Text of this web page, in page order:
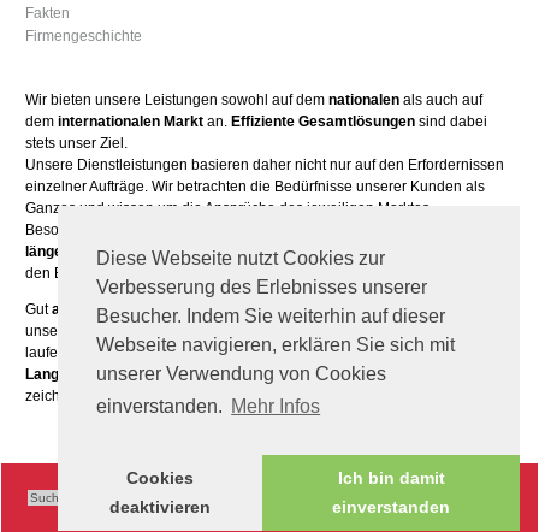
Diese Webseite nutzt Cookies zur
Verbesserung des Erlebnisses unserer
Besucher. Indem Sie weiterhin auf dieser
Webseite navigieren, erklären Sie sich mit
unserer Verwendung von Cookies
einverstanden. Mehr Infos
Cookies
deaktivieren
Ich bin damit
einverstanden
Fakten
Firmengeschichte
Wir bieten unsere Leistungen sowohl auf dem nationalen als auch auf
dem internationalen Markt an. Effiziente Gesamtlösungen sind dabei
stets unser Ziel.
Unsere Dienstleistungen basieren daher nicht nur auf den Erfordernissen
einzelner Aufträge. Wir betrachten die Bedürfnisse unserer Kunden als
Ganzes und wissen um die Ansprüche des jeweiligen Marktes.
Besonderen Wert legen wir außerdem auf
längerfristige Geschäftsbeziehungen. Unsere Kunden sind vor allem in
den Bereichen Handel, Gewerbe und Industrie angesiedelt.
Gutausgebildetes Fachpersonal sowie kundenorientierte Mitarbeiter sind
unser höchstes Kapital. Die Entwicklung unseres Teams fördern wir daher
laufend mit Fachseminaren, Führungs- und Kommunikationstrainings.
Langjährige Erfahrunggepaart mitKnow-how auf aktuellstem Niveau
zeichnen uns aus.